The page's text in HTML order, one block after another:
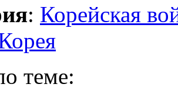
: Корейская
теме: